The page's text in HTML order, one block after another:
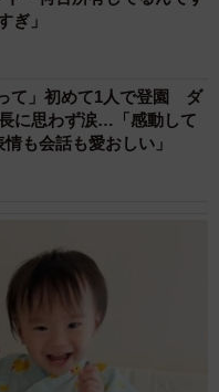
ぎ」
て」初めて1人で登園 ダ
に思わず涙…「感動して
も会話も愛おしい」